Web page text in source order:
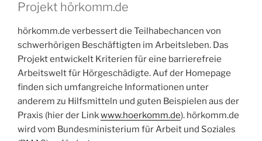
Projekt hörkomm.de
hörkomm.de verbessert die Teilhabechancen von
schwerhörigen Beschäftigten im Arbeitsleben. Das
Projekt entwickelt Kriterien für eine barrierefreie
Arbeitswelt für Hörgeschädigte. Auf der Homepage
finden sich umfangreiche Informationen unter
anderem zu Hilfsmitteln und guten Beispielen aus der
Praxis (hier der Linkwww.hoerkomm.de). hörkomm.de
wird vom Bundesministerium für Arbeit und Soziales